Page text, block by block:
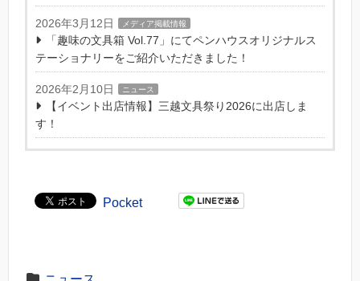
2026年3月12日 メディア掲載情報
「趣味の文具箱 Vol.77」にてペンハウスオリジナルス
テーショナリーをご紹介いただきました！
2026年2月10日 ニュース
【イベント出店情報】三越文具祭り2026に出店しま
す！
Pocket